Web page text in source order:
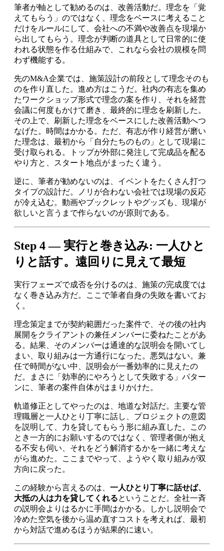
筆者が軸として勧めるのは、改善活動だ。理念を「覚
えてもらう」のではなく、理念をベースに考えること
だけをルールにして、会社への不満や改善点を現場か
ら出してもらう。理念が判断の道具として日常的に使
われる状態を作る仕組みで、これなら会社の規模を問
わず機能する。
先のM&A企業では、施策設計の前段として理念そのも
のを作り直した。進め方はこうだ。社内の有志を集め
たワークショップ形式で理念の案を作り、それを経営
会議に何度もかけて磨き、最終的に理念を刷新した。
その上で、刷新した理念をベースにした改善活動へつ
なげた。時間はかかる。ただ、有志が作り経営が磨い
た理念は、最初から「自分たちのもの」として現場に
受け取られる。トップが外部に発注して完成品を配る
やり方と、スタート地点がまったく違う。
逆に、筆者が勧めないのは、イベントをたくさん打つ
タイプの設計だ。ノリが合わない会社では現場の反応
が冷え込む。動画やブックレットやグッズも、現場が
欲しいと言うまで作らないのが原則である。
Step 4 — 実行と巻き込み: 一人ひと
りと話す。遠回りに見えて最短
実行フェーズで成否を分けるのは、施策の完成度では
なく巻き込み方だ。ここで筆者自身の失敗を書いてお
く。
理念策定までが契約範囲だった案件で、その後の社内
展開をクライアントの兼任メンバーに委ねたことがあ
る。結果、そのメンバーは通達的な説明会を開いてし
まい、取り組みは一方通行になった。悪気はない。兼
任で時間がない中、説明会が一番効率的に見えたの
だ。まさに「効率的にやろうとして失敗する」パター
ンに、筆者の案件自体がはまりかけた。
軌道修正としてやったのは、地道な対話だ。主要な管
理職層と一人ひとり丁寧に話し、プロジェクトの意図
を説明して、力を貸してもらう形に組み直した。この
とき一方的にお願いするのではなく、管理者側が抱え
る不安も伺い、それをどう解消するかを一緒に考えな
がら進めた。ここまでやって、ようやく取り組みが双
方向に戻った。
この経験から言えるのは、 一人ひとり丁寧に話せば、
大抵の人は力を貸してくれるということだ。全社一斉
の説明会よりはるかに手間はかかる。しかし説明会で
冷めた空気を後から温め直すコストを考えれば、最初
から対話で進めるほうが結果的に速い。